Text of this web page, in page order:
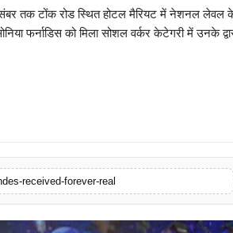
तक टोंक रोड स्थित होटल मैरियट में नेशनल लेवल के
फर्नाडिस को मिला सोशल वर्कर केटेगरी में उनके
Mar, 2026
received-forever-real